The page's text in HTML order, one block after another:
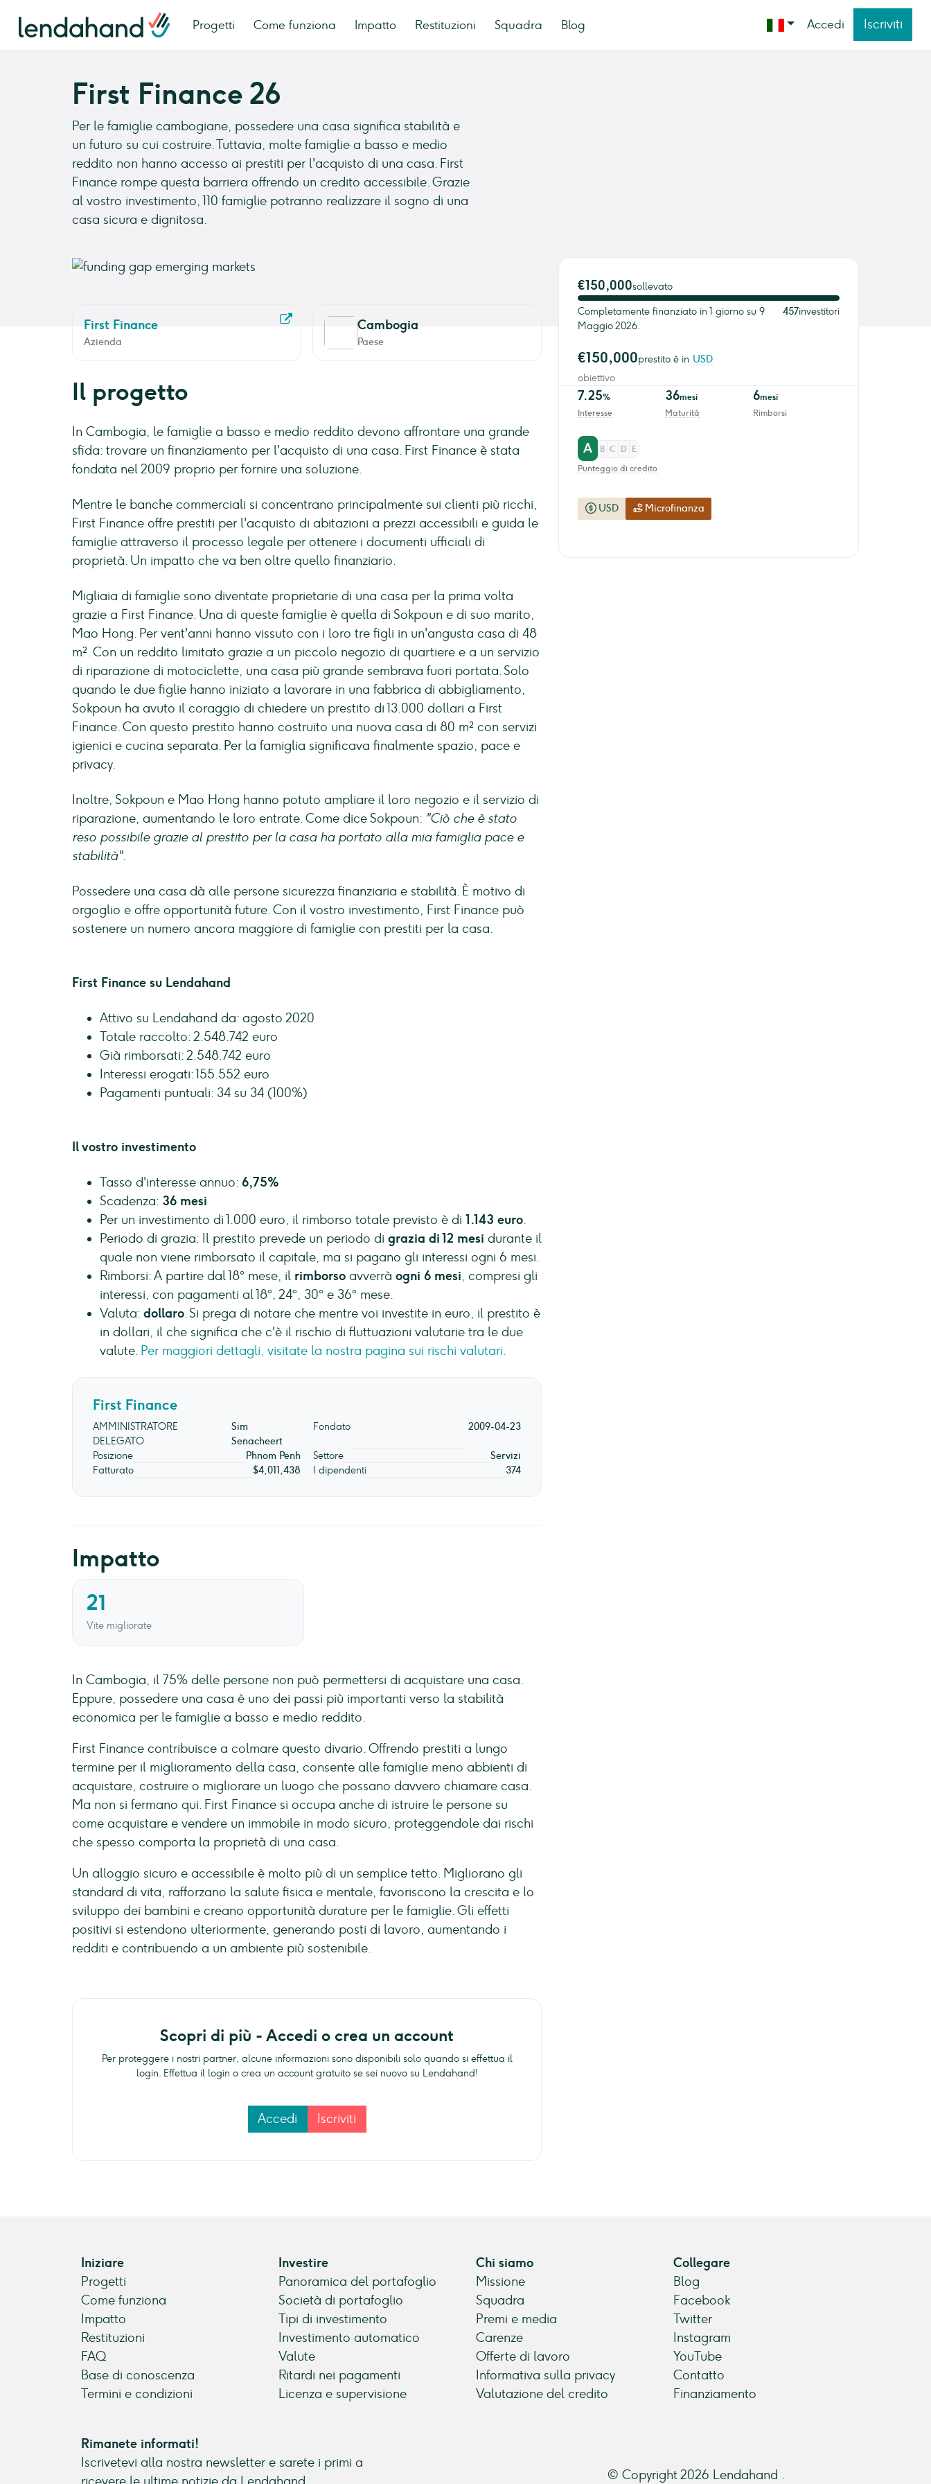
Progetti Come funziona Impatto Restituzioni Squadra Blog Accedi Iscriviti
First Finance 26
Per le famiglie cambogiane, possedere una casa significa stabilità e
un futuro su cui costruire. Tuttavia, molte famiglie a basso e medio
reddito non hanno accesso ai prestiti per l'acquisto di una casa. First
Finance rompe questa barriera offrendo un credito accessibile. Grazie
al vostro investimento, 110 famiglie potranno realizzare il sogno di una
casa sicura e dignitosa.
First Finance
Azienda
Cambogia
Paese
Il progetto
In Cambogia, le famiglie a basso e medio reddito devono affrontare una grande
sfida: trovare un finanziamento per l'acquisto di una casa. First Finance è stata
fondata nel 2009 proprio per fornire una soluzione.
Mentre le banche commerciali si concentrano principalmente sui clienti più ricchi,
First Finance offre prestiti per l'acquisto di abitazioni a prezzi accessibili e guida le
famiglie attraverso il processo legale per ottenere i documenti ufficiali di
proprietà. Un impatto che va ben oltre quello finanziario.
Migliaia di famiglie sono diventate proprietarie di una casa per la prima volta
grazie a First Finance. Una di queste famiglie è quella di Sokpoun e di suo marito,
Mao Hong. Per vent'anni hanno vissuto con i loro tre figli in un'angusta casa di 48
m². Con un reddito limitato grazie a un piccolo negozio di quartiere e a un servizio
di riparazione di motociclette, una casa più grande sembrava fuori portata. Solo
quando le due figlie hanno iniziato a lavorare in una fabbrica di abbigliamento,
Sokpoun ha avuto il coraggio di chiedere un prestito di 13.000 dollari a First
Finance. Con questo prestito hanno costruito una nuova casa di 80 m² con servizi
igienici e cucina separata. Per la famiglia significava finalmente spazio, pace e
privacy.
Inoltre, Sokpoun e Mao Hong hanno potuto ampliare il loro negozio e il servizio di
riparazione, aumentando le loro entrate. Come dice Sokpoun: "Ciò che è stato
reso possibile grazie al prestito per la casa ha portato alla mia famiglia pace e
stabilità".
Possedere una casa dà alle persone sicurezza finanziaria e stabilità. È motivo di
orgoglio e offre opportunità future. Con il vostro investimento, First Finance può
sostenere un numero ancora maggiore di famiglie con prestiti per la casa.
First Finance su Lendahand
Attivo su Lendahand da: agosto 2020
Totale raccolto: 2.548.742 euro
Già rimborsati: 2.548.742 euro
Interessi erogati: 155.552 euro
Pagamenti puntuali: 34 su 34 (100%)
Il vostro investimento
Tasso d'interesse annuo: 6,75%
Scadenza: 36 mesi
Per un investimento di 1.000 euro, il rimborso totale previsto è di 1.143 euro.
Periodo di grazia: Il prestito prevede un periodo di grazia di 12 mesi durante il
quale non viene rimborsato il capitale, ma si pagano gli interessi ogni 6 mesi.
Rimborsi: A partire dal 18° mese, il rimborso avverrà ogni 6 mesi, compresi gli
interessi, con pagamenti al 18°, 24°, 30° e 36° mese.
Valuta: dollaro. Si prega di notare che mentre voi investite in euro, il prestito è
in dollari, il che significa che c'è il rischio di fluttuazioni valutarie tra le due
valute. Per maggiori dettagli, visitate la nostra pagina sui rischi valutari.
First Finance
AMMINISTRATORE
DELEGATO
Sim
Senacheert
Fondato 2009-04-23
Posizione Phnom Penh Settore
Servizi
Fatturato
$4,011,438 I dipendenti 374
€150,000sollevato
Completamente finanziato in 1 giorno su 9
Maggio 2026.
457investitori
€150,000prestito è in USD
obiettivo
7.25%
Interesse
36mesi
Maturità
6mesi
Rimborsi
A B C D
E
Punteggio di credito
USD Microfinanza
Impatto
21
Vite migliorate
In Cambogia, il 75% delle persone non può permettersi di acquistare una casa.
Eppure, possedere una casa è uno dei passi più importanti verso la stabilità
economica per le famiglie a basso e medio reddito.
First Finance contribuisce a colmare questo divario. Offrendo prestiti a lungo
termine per il miglioramento della casa, consente alle famiglie meno abbienti di
acquistare, costruire o migliorare un luogo che possano davvero chiamare casa.
Ma non si fermano qui. First Finance si occupa anche di istruire le persone su
come acquistare e vendere un immobile in modo sicuro, proteggendole dai rischi
che spesso comporta la proprietà di una casa.
Un alloggio sicuro e accessibile è molto più di un semplice tetto. Migliorano gli
standard di vita, rafforzano la salute fisica e mentale, favoriscono la crescita e lo
sviluppo dei bambini e creano opportunità durature per le famiglie. Gli effetti
positivi si estendono ulteriormente, generando posti di lavoro, aumentando i
redditi e contribuendo a un ambiente più sostenibile.
Scopri di più - Accedi o crea un account
Per proteggere i nostri partner, alcune informazioni sono disponibili solo quando si effettua il
login. Effettua il login o crea un account gratuito se sei nuovo su Lendahand!
Accedi Iscriviti
Iniziare
Progetti
Come funziona
Impatto
Restituzioni
FAQ
Base di conoscenza
Termini e condizioni
Investire
Panoramica del portafoglio
Società di portafoglio
Tipi di investimento
Investimento automatico
Valute
Ritardi nei pagamenti
Licenza e supervisione
Chi siamo
Missione
Squadra
Premi e media
Carenze
Offerte di lavoro
Informativa sulla privacy
Valutazione del credito
Collegare
Blog
Facebook
Twitter
Instagram
YouTube
Contatto
Finanziamento
Rimanete informati!
Iscrivetevi alla nostra newsletter e sarete i primi a
© Copyright 2026 Lendahand .